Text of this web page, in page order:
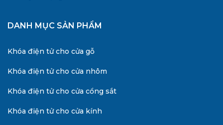
DANH MỤC SẢN PHẨM
Khóa điện tử cho cửa gỗ
Khóa điện tử cho cửa nhôm
Khóa điện tử cho cửa cổng sắt
Khóa điện tử cho cửa kính